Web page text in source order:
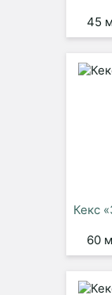
45
Кекс
60